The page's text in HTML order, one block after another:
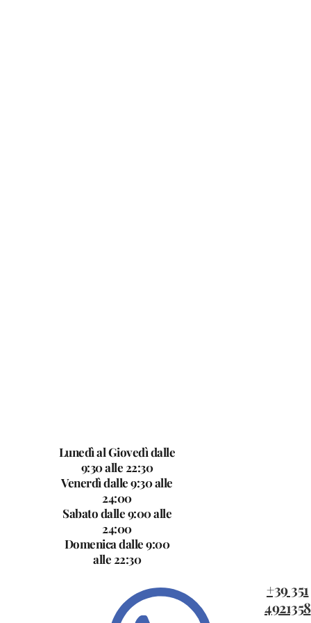
Lunedì al Giovedì dalle
9:30 alle 22:30
Venerdì dalle 9:30 alle
24:00
Sabato dalle 9:00 alle
24:00
Domenica dalle 9:00
alle 22:30
+39 351
4921358